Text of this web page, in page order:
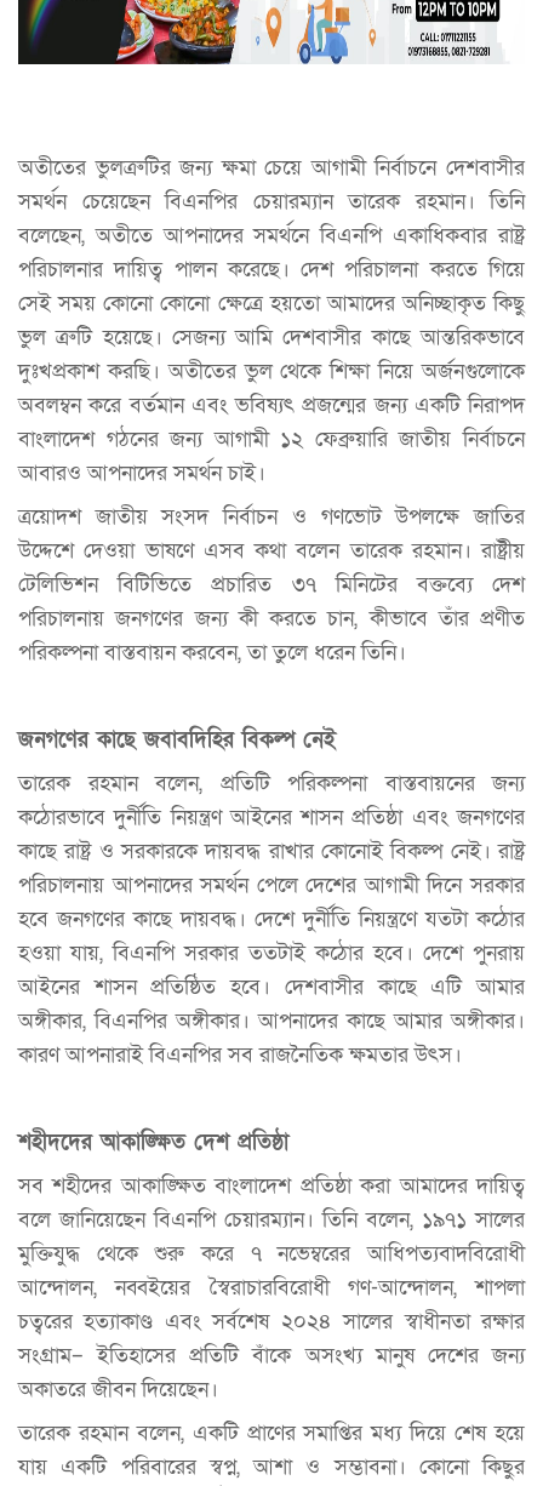
অতীতের ভুলত্রুটির জন্য ক্ষমা চেয়ে আগামী নির্বাচনে দেশবাসীর
সমর্থন চেয়েছেন বিএনপির চেয়ারম্যান তারেক রহমান। তিনি
বলেছেন, অতীতে আপনাদের সমর্থনে বিএনপি একাধিকবার রাষ্ট্র
পরিচালনার দায়িত্ব পালন করেছে। দেশ পরিচালনা করতে গিয়ে
সেই সময় কোনো কোনো ক্ষেত্রে হয়তো আমাদের অনিচ্ছাকৃত কিছু
ভুল ত্রুটি হয়েছে। সেজন্য আমি দেশবাসীর কাছে আন্তরিকভাবে
দুঃখপ্রকাশ করছি। অতীতের ভুল থেকে শিক্ষা নিয়ে অর্জনগুলোকে
অবলম্বন করে বর্তমান এবং ভবিষ্যৎ প্রজন্মের জন্য একটি নিরাপদ
বাংলাদেশ গঠনের জন্য আগামী ১২ ফেব্রুয়ারি জাতীয় নির্বাচনে
আবারও আপনাদের সমর্থন চাই।
ত্রয়োদশ জাতীয় সংসদ নির্বাচন ও গণভোট উপলক্ষে জাতির
উদ্দেশে দেওয়া ভাষণে এসব কথা বলেন তারেক রহমান। রাষ্ট্রীয়
টেলিভিশন বিটিভিতে প্রচারিত ৩৭ মিনিটের বক্তব্যে দেশ
পরিচালনায় জনগণের জন্য কী করতে চান, কীভাবে তাঁর প্রণীত
পরিকল্পনা বাস্তবায়ন করবেন, তা তুলে ধরেন তিনি।
জনগণের কাছে জবাবদিহির বিকল্প নেই
তারেক রহমান বলেন, প্রতিটি পরিকল্পনা বাস্তবায়নের জন্য
কঠোরভাবে দুর্নীতি নিয়ন্ত্রণ আইনের শাসন প্রতিষ্ঠা এবং জনগণের
কাছে রাষ্ট্র ও সরকারকে দায়বদ্ধ রাখার কোনোই বিকল্প নেই। রাষ্ট্র
পরিচালনায় আপনাদের সমর্থন পেলে দেশের আগামী দিনে সরকার
হবে জনগণের কাছে দায়বদ্ধ। দেশে দুর্নীতি নিয়ন্ত্রণে যতটা কঠোর
হওয়া যায়, বিএনপি সরকার ততটাই কঠোর হবে। দেশে পুনরায়
আইনের শাসন প্রতিষ্ঠিত হবে। দেশবাসীর কাছে এটি আমার
অঙ্গীকার, বিএনপির অঙ্গীকার। আপনাদের কাছে আমার অঙ্গীকার।
কারণ আপনারাই বিএনপির সব রাজনৈতিক ক্ষমতার উৎস।
শহীদদের আকাঙ্ক্ষিত দেশ প্রতিষ্ঠা
সব শহীদের আকাঙ্ক্ষিত বাংলাদেশ প্রতিষ্ঠা করা আমাদের দায়িত্ব
বলে জানিয়েছেন বিএনপি চেয়ারম্যান। তিনি বলেন, ১৯৭১ সালের
মুক্তিযুদ্ধ থেকে শুরু করে ৭ নভেম্বরের আধিপত্যবাদবিরোধী
আন্দোলন, নব্বইয়ের স্বৈরাচারবিরোধী গণ-আন্দোলন, শাপলা
চত্বরের হত্যাকাণ্ড এবং সর্বশেষ ২০২৪ সালের স্বাধীনতা রক্ষার
সংগ্রাম– ইতিহাসের প্রতিটি বাঁকে অসংখ্য মানুষ দেশের জন্য
অকাতরে জীবন দিয়েছেন।
তারেক রহমান বলেন, একটি প্রাণের সমাপ্তির মধ্য দিয়ে শেষ হয়ে
যায় একটি পরিবারের স্বপ্ন, আশা ও সম্ভাবনা। কোনো কিছুর